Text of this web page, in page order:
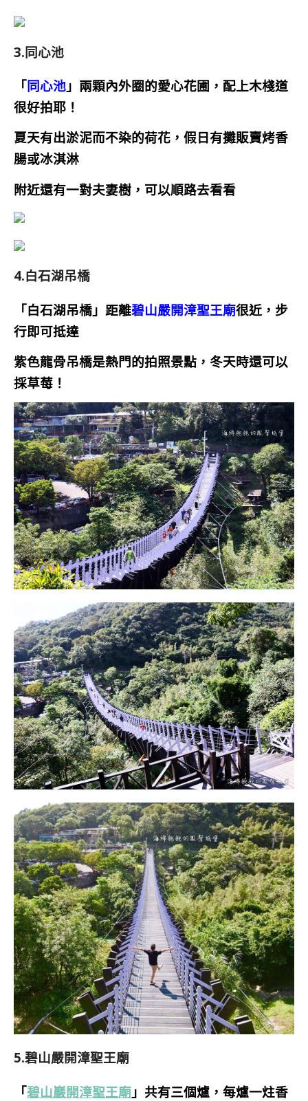
3.同心池
「同心池 」兩顆內外圈的愛心花圃，配上木棧道
很好拍耶！
夏天有出淤泥而不染的荷花， 假日有攤販賣烤香
腸或冰淇淋
附近還有一對夫妻樹，可以順路去看看
4.白石湖吊橋
「白石湖吊橋」 距離碧山嚴開漳聖王廟很近，步
行即可抵達
紫色龍骨吊橋是熱門的拍照景點，冬天時還可以
採草莓！
5.碧山嚴開漳聖王廟
「碧山巖開漳聖王廟 」共有三個爐，每爐一炷香